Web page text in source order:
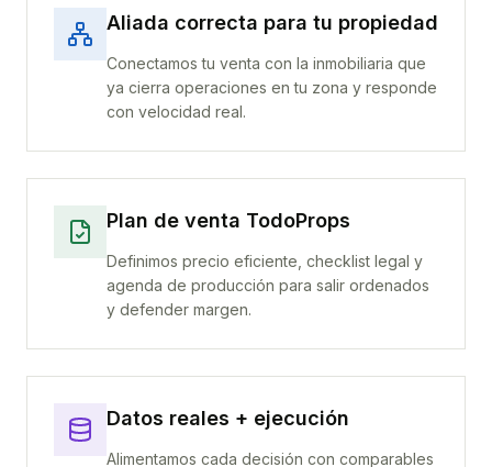
Aliada correcta para tu propiedad
Conectamos tu venta con la inmobiliaria que
ya cierra operaciones en tu zona y responde
con velocidad real.
Plan de venta TodoProps
Definimos precio eficiente, checklist legal y
agenda de producción para salir ordenados
y defender margen.
Datos reales + ejecución
Alimentamos cada decisión con comparables